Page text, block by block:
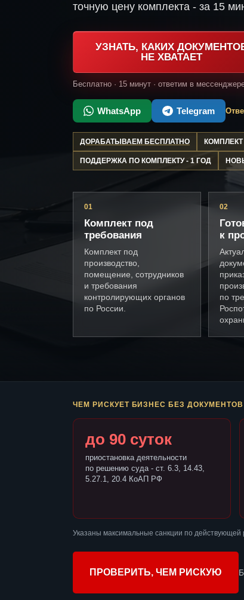
точную цену комплекта - за 15
УЗНАТЬ, КАКИХ
НЕ ХВАТАЕТ
Бесплатно · 15 минут · ответим в
WhatsApp Telegram
ДОРАБАТЫВАЕМ БЕСПЛАТНО
ПОДДЕРЖКА ПО КОМПЛЕКТУ - 1 ГОД
01
Комплект под
требования
Комплект под
производство,
помещение, сотрудников
и требования
контролирующих органов
по России.
02
к
по
ЧЕМ РИСКУЕТ БИЗНЕС БЕЗ ДОКУМЕНТОВ
до 90 суток
приостановка деятельности
по решению суда - ст. 6.3, 14.43,
5.27.1, 20.4 КоАП РФ
Указаны максимальные санкции по
ПРОВЕРИТЬ, ЧЕМ РИСКУЮ